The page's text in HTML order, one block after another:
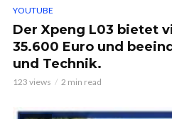
YOUTUBE
Der Xpeng L03 bietet
35.600 Euro und
und Technik.
123 views 2 min read